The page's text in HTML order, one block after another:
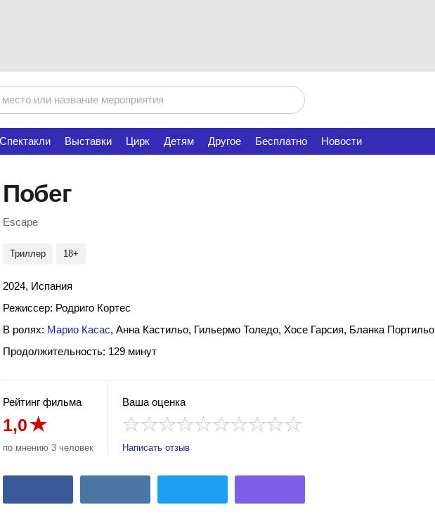
Спектакли Выставки Цирк Детям Другое Бесплатно Новости
Побег
Escape
Триллер 18+
2024, Испания
Режиссер: Родриго Кортес
В ролях: Марио Касас, Анна Кастильо, Гильермо Толедо, Хосе Гарсия, Бланка Портильо
Продолжительность: 129 минут
Рейтинг фильма
1,0
по мнению 3 человек
Ваша оценка
Написать отзыв